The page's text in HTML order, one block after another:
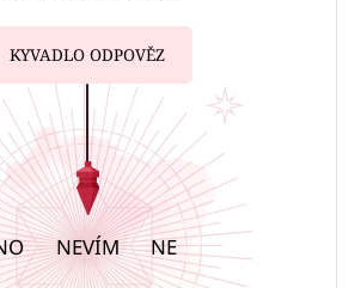
KYVADLO ODPOVĚZ
NEVÍM NE